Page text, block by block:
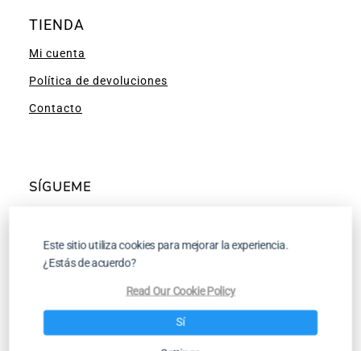
TIENDA
Mi cuenta
Política de devoluciones
Contacto
SÍGUEME
Tutoriales para Tejer a Dos Agujas y a
Ganchillo
Este sitio utiliza cookies para mejorar la experiencia.
¿Estás de acuerdo?
Read Our Cookie Policy
Sí